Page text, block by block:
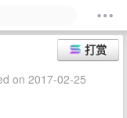
打赏
on 2017-02-25